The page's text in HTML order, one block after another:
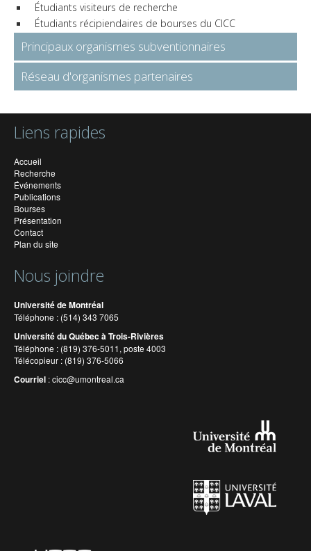
Étudiants visiteurs de recherche
Étudiants récipiendaires de bourses du CICC
Principaux organismes subventionnaires
Réseau d'organismes partenaires
Liens rapides
Accueil
Recherche
Événements
Publications
Bourses
Présentation
Contact
Plan du site
Nous joindre
Université de Montréal
Téléphone : (514) 343 7065
Université du Québec à Trois-Rivières
Téléphone : (819) 376-5011, poste 4003
Télécopieur : (819) 376-5066
Courriel :cicc@umontreal.ca